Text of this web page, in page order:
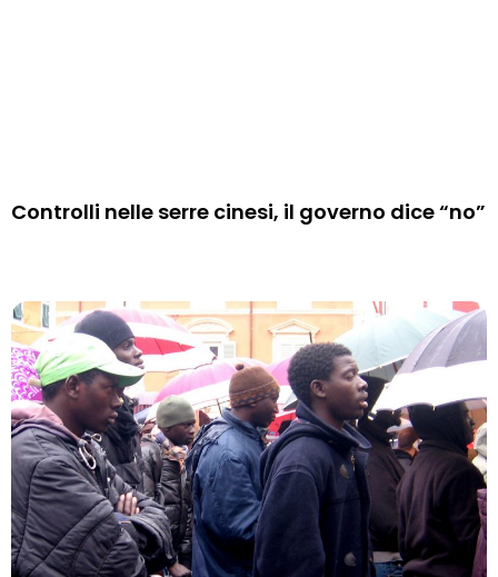
Controlli nelle serre cinesi, il governo dice “no”